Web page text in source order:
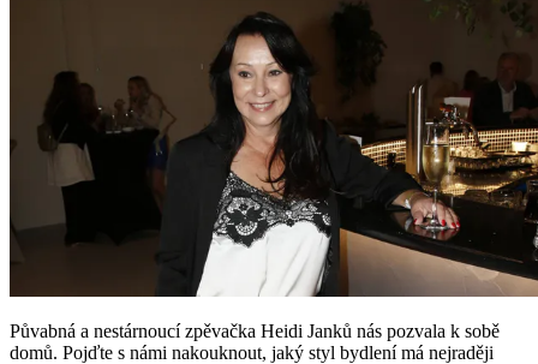
Půvabná a nestárnoucí zpěvačka Heidi Janků nás pozvala k sobě
domů. Pojďte s námi nakouknout, jaký styl bydlení má nejraději